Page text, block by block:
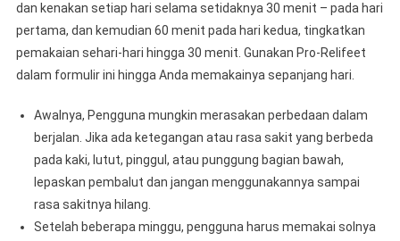
dan kenakan setiap hari selama setidaknya 30 menit – pada hari
pertama, dan kemudian 60 menit pada hari kedua, tingkatkan
pemakaian sehari-hari hingga 30 menit. Gunakan Pro-Relifeet
dalam formulir ini hingga Anda memakainya sepanjang hari.
Awalnya, Pengguna mungkin merasakan perbedaan dalam
berjalan. Jika ada ketegangan atau rasa sakit yang berbeda
pada kaki, lutut, pinggul, atau punggung bagian bawah,
lepaskan pembalut dan jangan menggunakannya sampai
rasa sakitnya hilang.
Setelah beberapa minggu, pengguna harus memakai solnya